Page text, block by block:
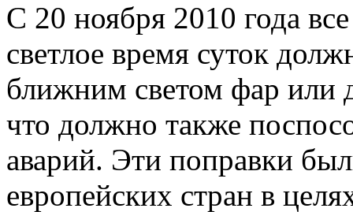
С 20 ноября 2010 года
светлое время суток
ближним светом фар
что должно также
аварий. Эти поправки
европейских стран в